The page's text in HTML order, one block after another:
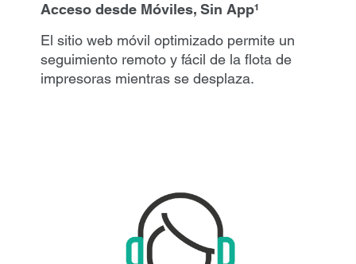
Acceso desde Móviles, Sin App¹
El sitio web móvil optimizado permite un
seguimiento remoto y fácil de la flota de
impresoras mientras se desplaza.